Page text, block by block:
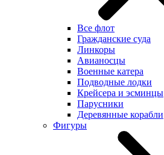
Все флот
Гражданские суда
Линкоры
Авианосцы
Военные катера
Подводные лодки
Крейсера и эсминцы
Парусники
Деревянные корабли
Фигуры